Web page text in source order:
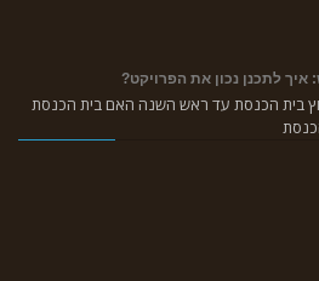
לתכנן נכון את הפרויקט?
בית הכנסת עד ראש השנה האם בית הכנסת